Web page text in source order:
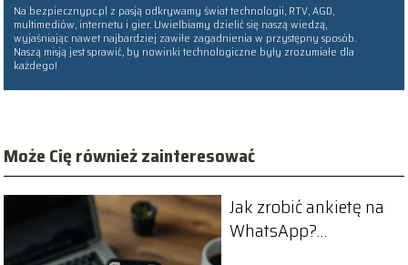
Na bezpiecznypc.pl z pasją odkrywamy świat technologii, RTV, AGD,
multimediów, internetu i gier. Uwielbiamy dzielić się naszą wiedzą,
wyjaśniając nawet najbardziej zawiłe zagadnienia w przystępny sposób.
Naszą misją jest sprawić, by nowinki technologiczne były zrozumiałe dla
każdego!
Może Cię również zainteresować
Jak zrobić ankietę na
WhatsApp?